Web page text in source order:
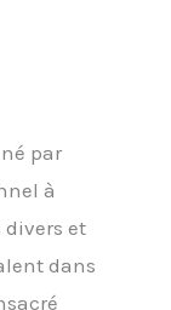
par
à
divers et
dans